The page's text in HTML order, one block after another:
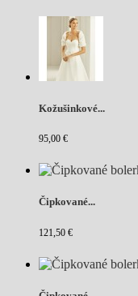
Kožušinkové...
95,00 €
Čipkované...
121,50 €